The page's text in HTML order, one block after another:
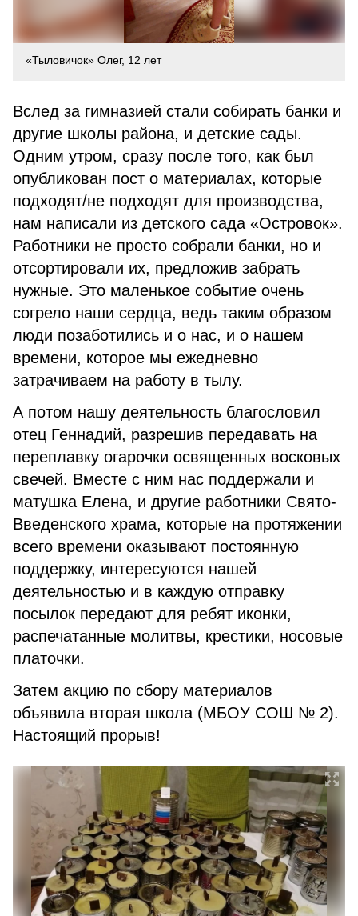
«Тыловичок» Олег, 12 лет
Вслед за гимназией стали собирать банки и
другие школы района, и детские сады.
Одним утром, сразу после того, как был
опубликован пост о материалах, которые
подходят/не подходят для производства,
нам написали из детского сада «Островок».
Работники не просто собрали банки, но и
отсортировали их, предложив забрать
нужные. Это маленькое событие очень
согрело наши сердца, ведь таким образом
люди позаботились и о нас, и о нашем
времени, которое мы ежедневно
затрачиваем на работу в тылу.
А потом нашу деятельность благословил
отец Геннадий, разрешив передавать на
переплавку огарочки освященных восковых
свечей. Вместе с ним нас поддержали и
матушка Елена, и другие работники Свято-
Введенского храма, которые на протяжении
всего времени оказывают постоянную
поддержку, интересуются нашей
деятельностью и в каждую отправку
посылок передают для ребят иконки,
распечатанные молитвы, крестики, носовые
платочки.
Затем акцию по сбору материалов
объявила вторая школа (МБОУ СОШ № 2).
Настоящий прорыв!